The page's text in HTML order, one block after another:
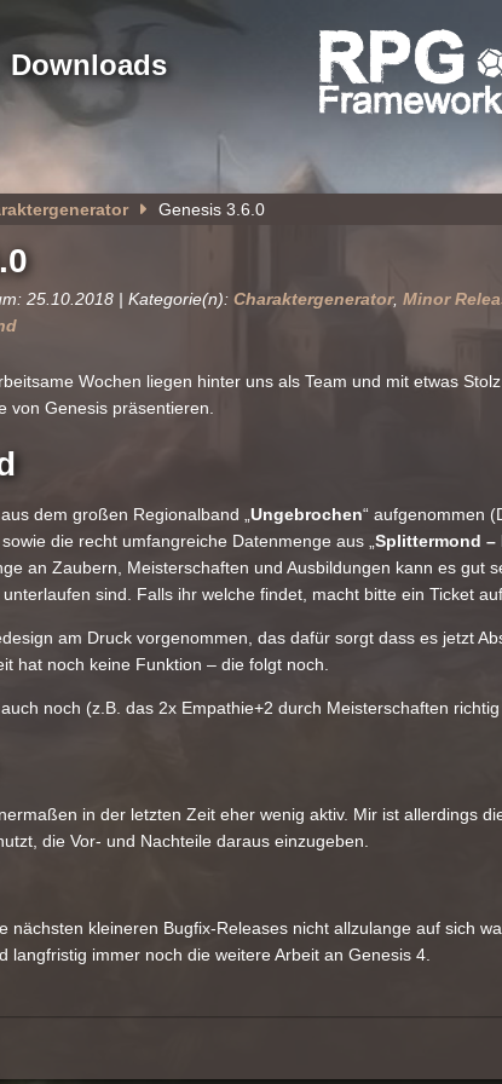
Downloads
Genesis 3.6.0
25.10.2018 | Kategorie(n): Charaktergenerator, Minor
Wochen liegen hinter uns als Team und mit etwas
von Genesis präsentieren.
dem großen Regionalband „ Ungebrochen“ aufgenommen
die recht umfangreiche Datenmenge aus „ Splittermond –
an Zaubern, Meisterschaften und Ausbildungen kann es gut
sind. Falls ihr welche findet, macht bitte ein Ticket
am Druck vorgenommen, das dafür sorgt dass es jetzt
hat noch keine Funktion – die folgt noch.
noch (z.B. das 2x Empathie+2 durch Meisterschaften
in der letzten Zeit eher wenig aktiv. Mir ist allerdings
die Vor- und Nachteile daraus einzugeben.
nächsten kleineren Bugfix-Releases nicht allzulange auf sich
langfristig immer noch die weitere Arbeit an Genesis 4.